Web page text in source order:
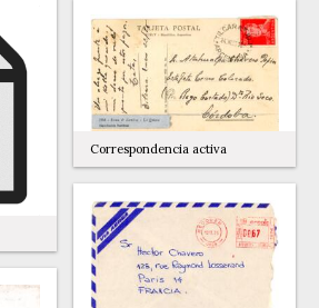
Correspondencia activa